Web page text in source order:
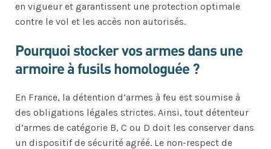
en vigueur et garantissent une protection optimale
contre le vol et les accès non autorisés.
Pourquoi stocker vos armes dans une
armoire à fusils homologuée ?
En France, la détention d’armes à feu est soumise à
des obligations légales strictes. Ainsi, tout détenteur
d’armes de catégorie B, C ou D doit les conserver dans
un dispositif de sécurité agréé. Le non-respect de